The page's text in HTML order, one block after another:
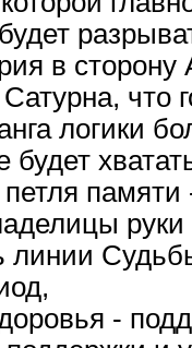
в сторону
что
логики
будет
памяти
руки
линии
-